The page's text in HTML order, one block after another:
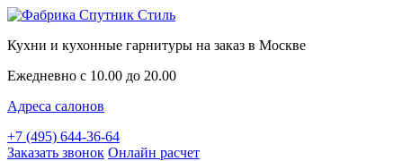
Кухни и кухонные гарнитуры на заказ в Москве
Ежедневно с 10.00 до 20.00
Адреса салонов
+7 (495) 644-36-64
Заказать звонок Онлайн расчет